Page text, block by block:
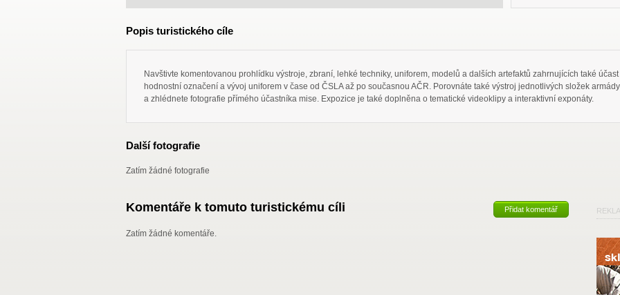
Popis turistického cíle
Navštivte komentovanou prohlídku výstroje, zbraní, lehké techniky, uniforem, modelů a dalších artefaktů zahrnujících také
hodnostní označení a vývoj uniforem v čase od ČSLA až po současnou AČR. Porovnáte také výstroj jednotlivých složek
a zhlédnete fotografie přímého účastníka mise. Expozice je také doplněna o tematické videoklipy a interaktivní exponáty.
Další fotografie
Zatím žádné fotografie
Komentáře k tomuto turistickému cíli Přidat komentář
Zatím žádné komentáře.